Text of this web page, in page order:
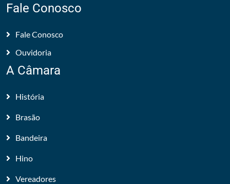
Fale Conosco
Fale Conosco
Ouvidoria
A Câmara
História
Brasão
Bandeira
Hino
Vereadores